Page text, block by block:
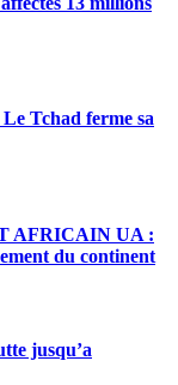
Tchad ferme sa
AFRICAIN UA :
du continent
jusqu’a